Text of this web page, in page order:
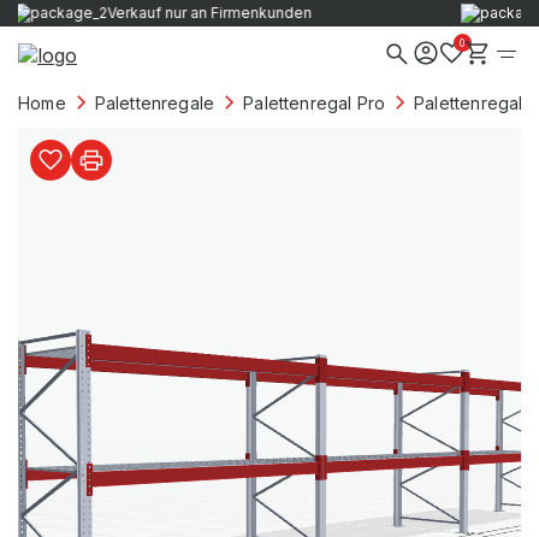
Verkauf nur an Firmenkunden
0
Home Palettenregale Palettenregal Pro Palettenregale